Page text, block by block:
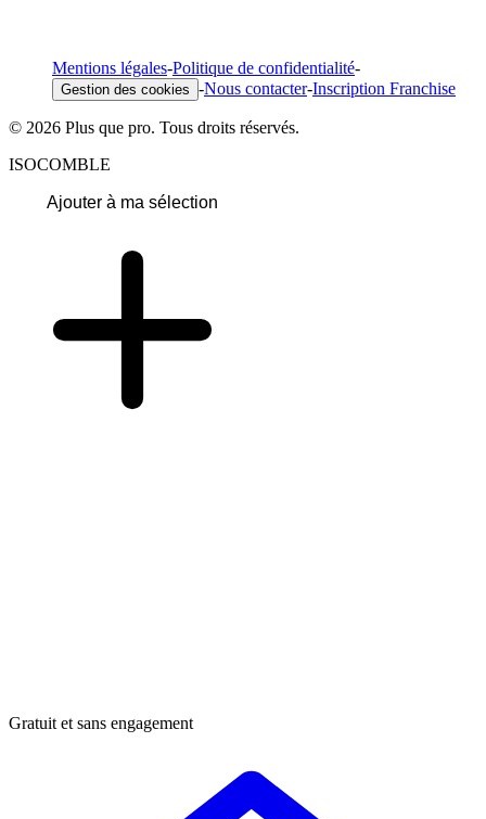
Mentions légales-Politique de confidentialité-
Gestion des cookies -Nous contacter-Inscription Franchise
© 2026 Plus que pro. Tous droits réservés.
ISOCOMBLE
Ajouter à ma sélection
Gratuit et sans engagement